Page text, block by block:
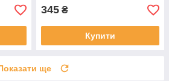
345 ₴
Купити
ще